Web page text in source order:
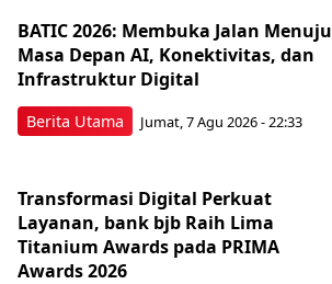
Berita Utama
BATIC 2026: Membuka Jalan Menuju
Masa Depan AI, Konektivitas, dan
Infrastruktur Digital
Jumat, 7 Agu 2026 - 22:33
Transformasi Digital Perkuat
Layanan, bank bjb Raih Lima
Titanium Awards pada PRIMA
Awards 2026